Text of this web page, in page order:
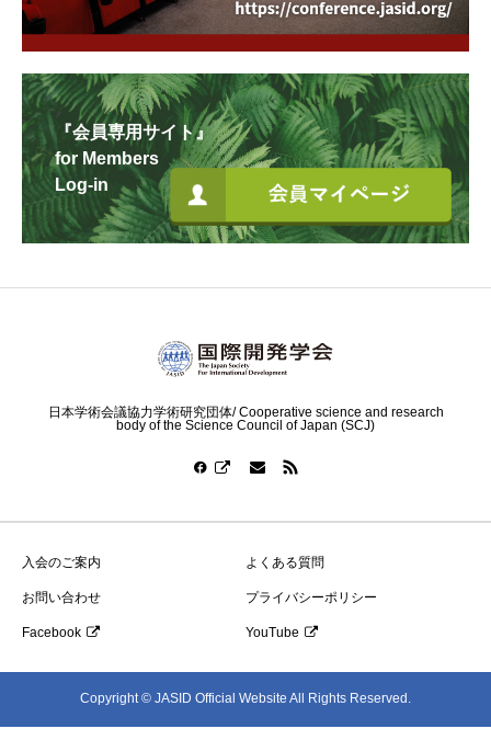
『会員専用サイト』
for Members
Log-in
日本学術会議協力学術研究団体/ Cooperative science and research
body of the Science Council of Japan (SCJ)
入会のご案内 よくある質問
お問い合わせ プライバシーポリシー
Facebook YouTube
Copyright © JASID Official Website All Rights Reserved.